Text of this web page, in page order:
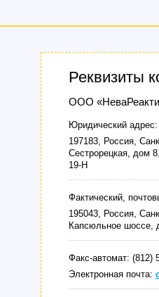
Реквизиты
ООО
Юридический адрес:
197183, Россия,
Сестрорецкая, дом
19-Н
Фактический,
195043, Россия,
Капсюльное шоссе,
Факс-автомат: (812)
Электронная почта: